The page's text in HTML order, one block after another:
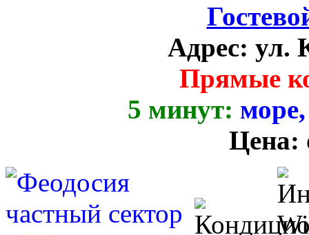
Адрес: ул.
Прямые
5 минут:
Цена: